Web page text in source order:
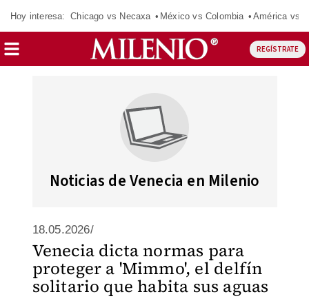
Hoy interesa: Chicago vs Necaxa México vs Colombia América vs
REGÍSTRATE
Noticias de Venecia en Milenio
18.05.2026/
Venecia dicta normas para
proteger a 'Mimmo', el delfín
solitario que habita sus aguas